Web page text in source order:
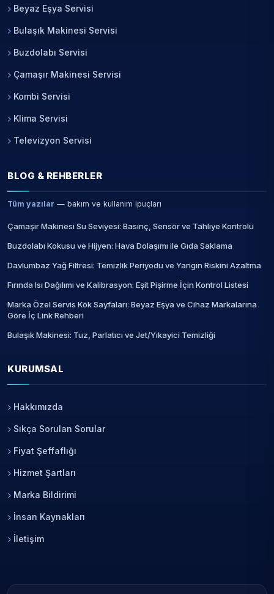
Beyaz Eşya Servisi
Bulaşık Makinesi Servisi
Buzdolabı Servisi
Çamaşır Makinesi Servisi
Kombi Servisi
Klima Servisi
Televizyon Servisi
BLOG & REHBERLER
Tüm yazılar — bakım ve kullanım ipuçları
Çamaşır Makinesi Su Seviyesi: Basınç, Sensör ve Tahliye Kontrolü
Buzdolabı Kokusu ve Hijyen: Hava Dolaşımı ile Gıda Saklama
Davlumbaz Yağ Filtresi: Temizlik Periyodu ve Yangın Riskini Azaltma
Fırında Isı Dağılımı ve Kalibrasyon: Eşit Pişirme İçin Kontrol Listesi
Marka Özel Servis Kök Sayfaları: Beyaz Eşya ve Cihaz Markalarına
Göre İç Link Rehberi
Bulaşık Makinesi: Tuz, Parlatıcı ve Jet/Yıkayici Temizliği
KURUMSAL
Hakkımızda
Sıkça Sorulan Sorular
Fiyat Şeffaflığı
Hizmet Şartları
Marka Bildirimi
İnsan Kaynakları
İletişim